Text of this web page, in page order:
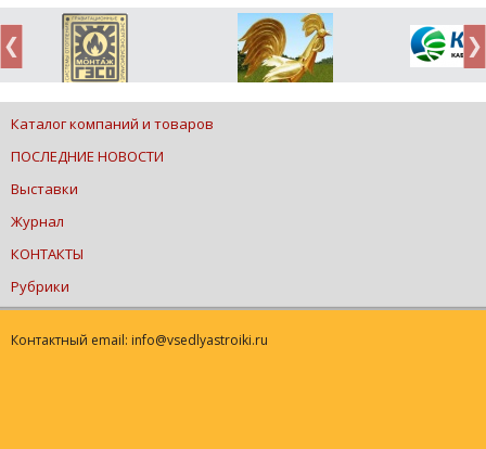
Каталог компаний и товаров
ПОСЛЕДНИЕ НОВОСТИ
Выставки
Журнал
КОНТАКТЫ
Рубрики
Контактный email: info@vsedlyastroiki.ru